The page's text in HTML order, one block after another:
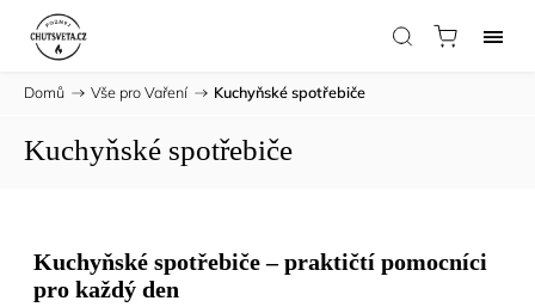
Domů / Vše pro Vaření / Kuchyňské spotřebiče
Kuchyňské spotřebiče
Kuchyňské spotřebiče – praktičtí pomocníci
pro každý den